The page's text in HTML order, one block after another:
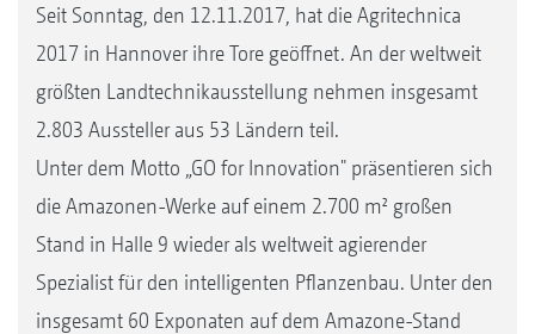
Seit Sonntag, den 12.11.2017, hat die Agritechnica
2017 in Hannover ihre Tore geöffnet. An der weltweit
größten Landtechnikausstellung nehmen insgesamt
2.803 Aussteller aus 53 Ländern teil.
Unter dem Motto „GO for Innovation" präsentieren sich
die Amazonen-Werke auf einem 2.700 m² großen
Stand in Halle 9 wieder als weltweit agierender
Spezialist für den intelligenten Pflanzenbau. Unter den
insgesamt 60 Exponaten auf dem Amazone-Stand